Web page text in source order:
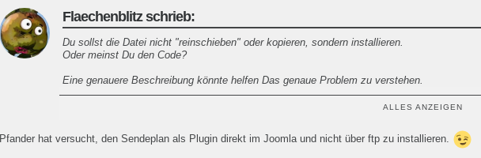
Flaechenblitz schrieb:
Du sollst die Datei nicht "reinschieben" oder kopieren, sondern installieren.
Oder meinst Du den Code?
Eine genauere Beschreibung könnte helfen Das genaue Problem zu verstehen.
gelesen und befolgt?ALLES ANZEIGEN
Pfander hat versucht, den Sendeplan als Plugin direkt im Joomla und nicht über ftp zu installieren.